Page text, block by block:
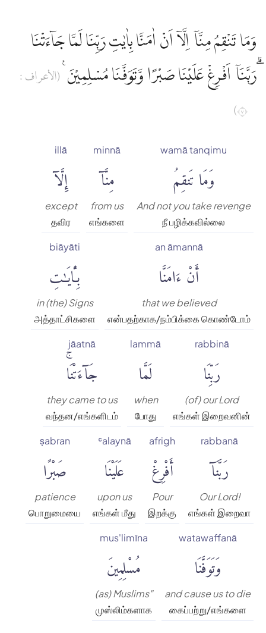
وَمَا تَنْقِمُ مِنَّآ اِلَّآ اَنْ اٰمَنَّا بِاٰيٰتِ رَبِّنَا لَمَّا جَاۤءَتْنَا
ۗرَبَّنَآ اَفْرِغْ عَلَيْنَا صَبْرًا وَّتَوَفَّنَا مُسْلِمِيْنَ ࣖ (الأعراف :
٧)
wamā tanqimu
وَمَا تَنقِمُ
And not you take revenge
நீ பழிக்கவில்லை
minnā
مِنَّآ
from us
எங்களை
illā
إِلَّآ
except
தவிர
an āmannā
أَنْ ءَامَنَّا
that we believed
என்பதற்காக/நம்பிக்கை கொண்டோம்
biāyāti
بِـَٔايَٰتِ
in (the) Signs
அத்தாட்சிகளை
rabbinā
رَبِّنَا
(of) our Lord
எங்கள் இறைவனின்
lammā
لَمَّا
when
போது
jāatnā
جَآءَتْنَاۚ
they came to us
வந்தன/எங்களிடம்
rabbanā
رَبَّنَآ
Our Lord!
எங்கள் இறைவா
afrigh
أَفْرِغْ
Pour
இறக்கு
ʿalaynā
عَلَيْنَا
upon us
எங்கள் மீது
ṣabran
صَبْرًا
patience
பொறுமையை
watawaffanā
وَتَوَفَّنَا
and cause us to die
கைப்பற்று/எங்களை
mus'limīna
مُسْلِمِينَ
(as) Muslims"
முஸ்லிம்களாக